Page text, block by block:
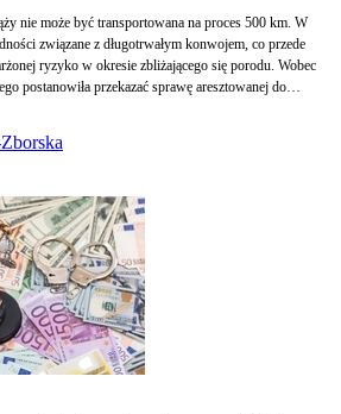
nie może być transportowana na proces 500 km. W
związane z długotrwałym konwojem, co przede
ryzyko w okresie zbliżającego się porodu. Wobec
postanowiła przekazać sprawę aresztowanej do